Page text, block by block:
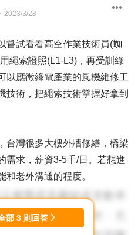
・ 2023/3/28
嘗試看看高空作業技術員(蜘
繩索證照(L1-L3)，再受訓綠
以應徵綠電產業的風機維修工
技術，把繩索技術掌握好拿到
台灣很多大樓外牆修繕，橋梁
需求，薪資3-5千/日。若想進
和老外溝通的程度。
部 3 則回答